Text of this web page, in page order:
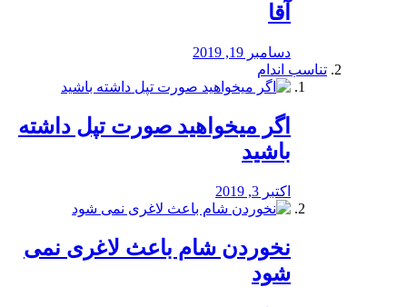
آقا
دسامبر 19, 2019
تناسب اندام
اگر میخواهید صورت تپل داشته
باشید
اکتبر 3, 2019
نخوردن شام باعث لاغری نمی
‌شود